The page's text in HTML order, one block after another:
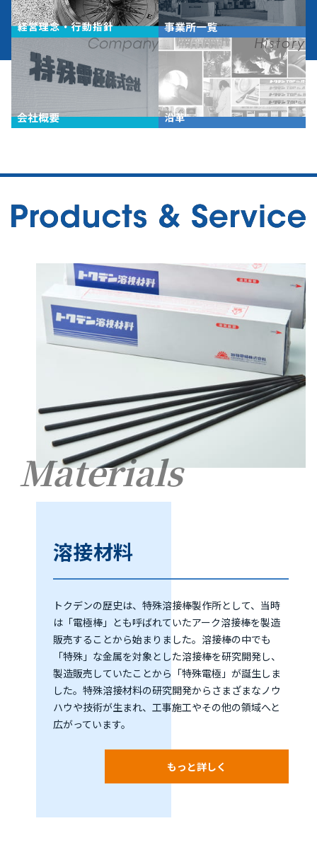
Materials
溶接材料
トクデンの歴史は、特殊溶接棒製作所として、当時
は「電極棒」とも呼ばれていたアーク溶接棒を製造
販売することから始まりました。溶接棒の中でも
「特殊」な金属を対象とした溶接棒を研究開発し、
製造販売していたことから「特殊電極」が誕生しま
した。特殊溶接材料の研究開発からさまざまなノウ
ハウや技術が生まれ、工事施工やその他の領域へと
広がっています。
もっと詳しく